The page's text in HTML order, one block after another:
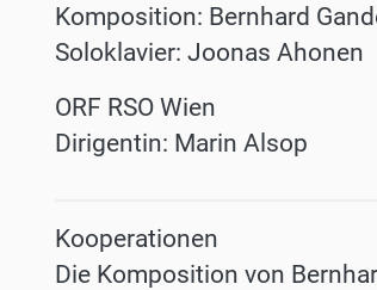
Komposition: Bernhard
Soloklavier: Joonas Ahonen
ORF RSO Wien
Dirigentin: Marin Alsop
Kooperationen
Die Komposition von